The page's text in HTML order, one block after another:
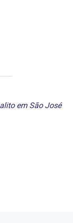
em São José